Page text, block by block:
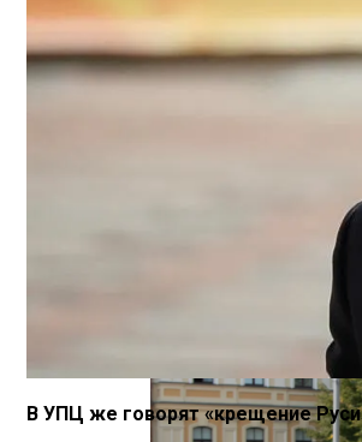
На Какую Зарплату
Вредно, Но
«Укрзализныця»
В УПЦ же говорят «крещение